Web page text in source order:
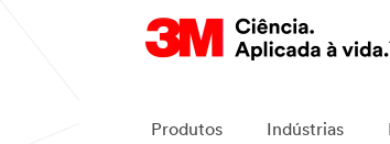
Produtos Indústrias